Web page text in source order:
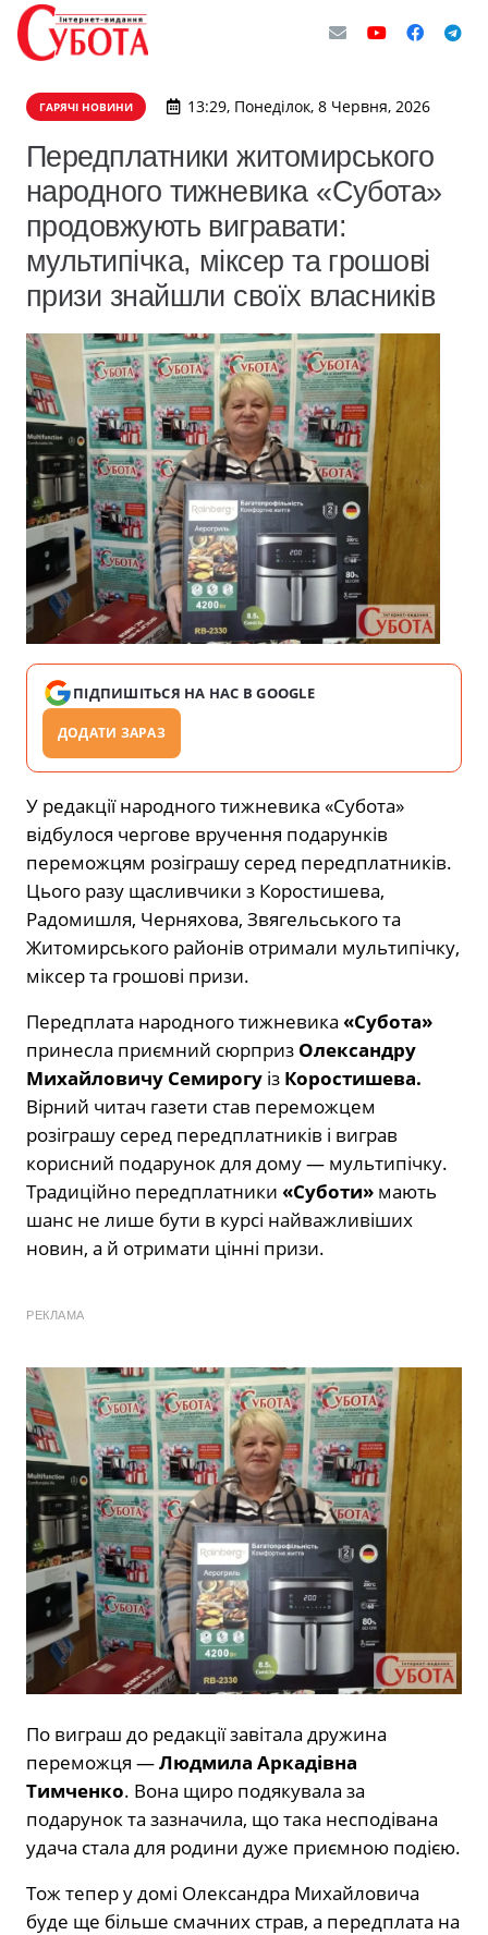
ГАРЯЧІ НОВИНИ 13:29, Понеділок, 8 Червня, 2026
Передплатники житомирського
народного тижневика «Субота»
продовжують вигравати:
мультипічка, міксер та грошові
призи знайшли своїх власників
ПІДПИШІТЬСЯ НА НАС В GOOGLE
ДОДАТИ ЗАРАЗ
У редакції народного тижневика «Субота»
відбулося чергове вручення подарунків
переможцям розіграшу серед передплатників.
Цього разу щасливчики з Коростишева,
Радомишля, Черняхова, Звягельського та
Житомирського районів отримали мультипічку,
міксер та грошові призи.
Передплата народного тижневика «Субота»
принесла приємний сюрприз Олександру
Михайловичу Семирогу із Коростишева.
Вірний читач газети став переможцем
розіграшу серед передплатників і виграв
корисний подарунок для дому — мультипічку.
Традиційно передплатники «Суботи» мають
шанс не лише бути в курсі найважливіших
новин, а й отримати цінні призи.
РЕКЛАМА
По виграш до редакції завітала дружина
переможця —Людмила Аркадівна
Тимченко. Вона щиро подякувала за
подарунок та зазначила, що така несподівана
удача стала для родини дуже приємною подією.
Тож тепер у домі Олександра Михайловича
буде ще більше смачних страв, а передплата на